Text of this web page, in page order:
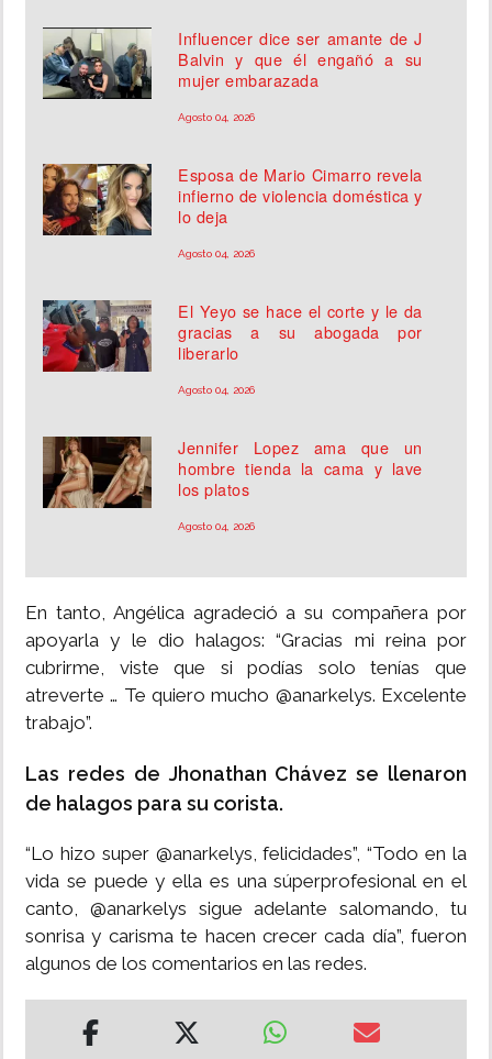
Influencer dice ser amante de J
Balvin y que él engañó a su
mujer embarazada
Agosto 04, 2026
Esposa de Mario Cimarro revela
infierno de violencia doméstica y
lo deja
Agosto 04, 2026
El Yeyo se hace el corte y le da
gracias a su abogada por
liberarlo
Agosto 04, 2026
Jennifer Lopez ama que un
hombre tienda la cama y lave
los platos
Agosto 04, 2026
En tanto, Angélica agradeció a su compañera por
apoyarla y le dio halagos: “Gracias mi reina por
cubrirme, viste que si podías solo tenías que
atreverte … Te quiero mucho @anarkelys. Excelente
trabajo”.
Las redes de Jhonathan Chávez se llenaron
de halagos para su corista.
“Lo hizo super @anarkelys, felicidades”, “Todo en la
vida se puede y ella es una súperprofesional en el
canto, @anarkelys sigue adelante salomando, tu
sonrisa y carisma te hacen crecer cada día”, fueron
algunos de los comentarios en las redes.